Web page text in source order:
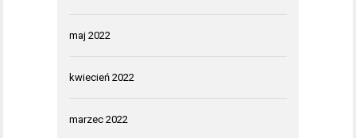
maj 2022
kwiecień 2022
marzec 2022